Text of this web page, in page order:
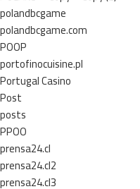
polandbcgame
polandbcgame.com
POOP
portofinocuisine.pl
Portugal Casino
Post
posts
PPOO
prensa24.cl
prensa24.cl2
prensa24.cl3